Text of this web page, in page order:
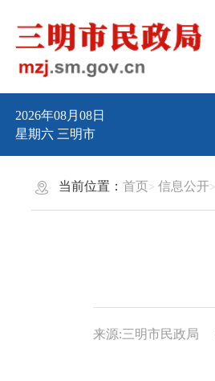
2026年08月08日
星期六 三明市
当前位置：首页 信息公开
来源:三明市民政局